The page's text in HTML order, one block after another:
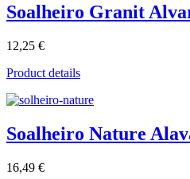
Soalheiro Granit
12,25 €
Product details
Soalheiro Nature
16,49 €